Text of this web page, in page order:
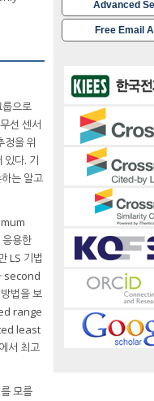
Advanced
Free Email
으로
선 센서
을 위
다. 기
는 알고
용한
LS 기법
second
법을 보
range
least
서 최고
모를